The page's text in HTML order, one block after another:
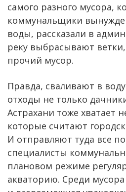
самого разного мусора,
коммунальщики
воды, рассказали в
реку выбрасывают
прочий мусор.
Правда, сваливают в
отходы не только
Астрахани тоже хватает
которые считают
И отправляют туда все
специалисты
плановом режиме
акваторию. Среди